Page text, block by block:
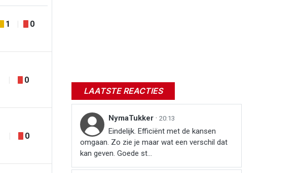
1 0
0
0
LAATSTE REACTIES
NymaTukker · 20:13
Eindelijk. Efficiënt met de kansen
omgaan. Zo zie je maar wat een verschil dat
kan geven. Goede st...